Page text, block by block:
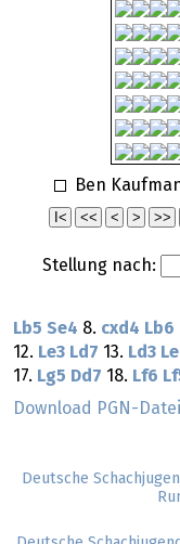
Deutsche
Ben
Stellung nach:
Lb5 Se4 8. cxd4 Lb6
12. Le3 Ld7 13. Ld3
17. Lg5 Dd7 18. Lf6
Download PGN-Datei